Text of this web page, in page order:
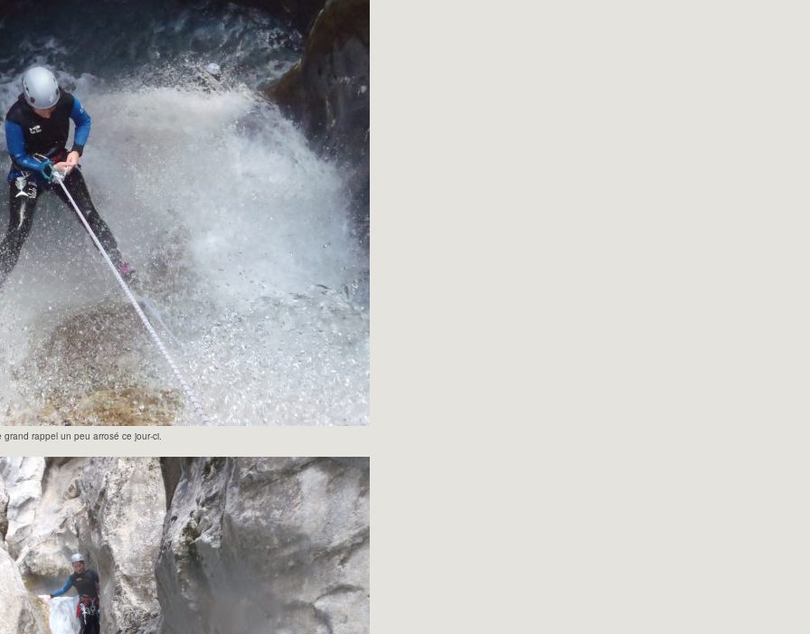
grand rappel un peu arrosé ce jour-ci.